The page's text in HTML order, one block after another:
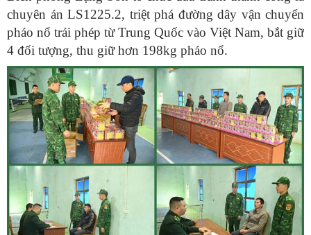
chuyên án LS1225.2, triệt phá đường dây vận chuyển
pháo nổ trái phép từ Trung Quốc vào Việt Nam, bắt giữ
4 đối tượng, thu giữ hơn 198kg pháo nổ.